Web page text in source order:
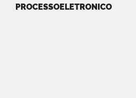
PROCESSOELETRONICO